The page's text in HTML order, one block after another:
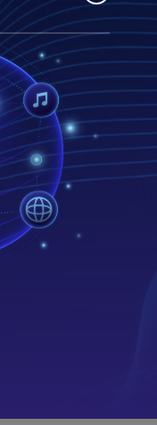
di seluruh
disesuaikan
dipasang
tanpa
Anda dapat
yang
dengan